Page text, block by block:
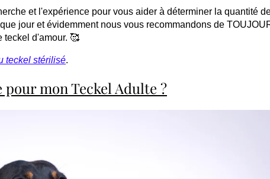
et l'expérience pour vous aider à déterminer la quantité
jour et évidemment nous vous recommandons de
teckel d'amour. 🥰
teckel stérilisé.
mon Teckel Adulte ?